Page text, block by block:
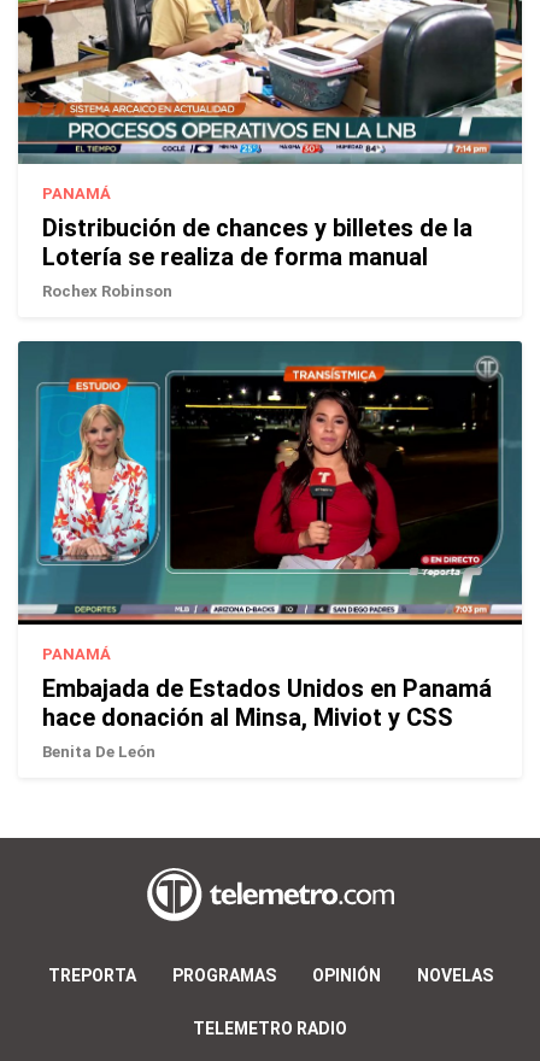
PANAMÁ
Distribución de chances y billetes de la
Lotería se realiza de forma manual
Rochex Robinson
PANAMÁ
Embajada de Estados Unidos en Panamá
hace donación al Minsa, Miviot y CSS
Benita De León
TREPORTA PROGRAMAS OPINIÓN NOVELAS
TELEMETRO RADIO